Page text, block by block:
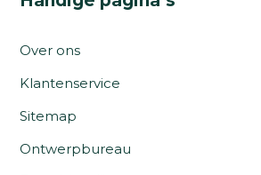
Over ons
Klantenservice
Sitemap
Ontwerpbureau